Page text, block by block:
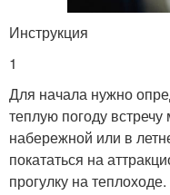
Инструкция
1
Для начала нужно
теплую погоду
набережной или в
покататься на
прогулку на теплоходе.